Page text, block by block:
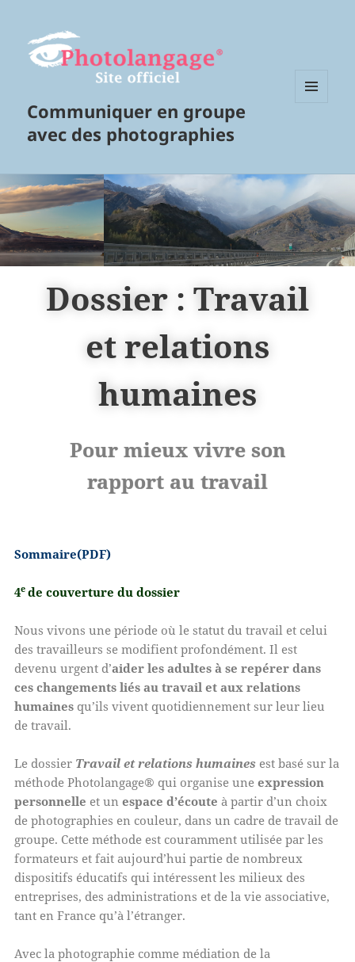
Communiquer en groupe
avec des photographies
Dossier : Travail
et relations
humaines
Pour mieux vivre son
rapport au travail
Sommaire(PDF)
4e de couverture du dossier
Nous vivons une période où le statut du travail et celui
des travailleurs se modifient profondément. Il est
devenu urgent d’aider les adultes à se repérer dans
ces changements liés au travail et aux relations
humaines qu’ils vivent quotidiennement sur leur lieu
de travail.
Le dossier Travail et relations humaines est basé sur la
méthode Photolangage® qui organise une expression
personnelle et un espace d’écoute à partir d’un choix
de photographies en couleur, dans un cadre de travail de
groupe. Cette méthode est couramment utilisée par les
formateurs et fait aujourd’hui partie de nombreux
dispositifs éducatifs qui intéressent les milieux des
entreprises, des administrations et de la vie associative,
tant en France qu’à l’étranger.
Avec la photographie comme médiation de la